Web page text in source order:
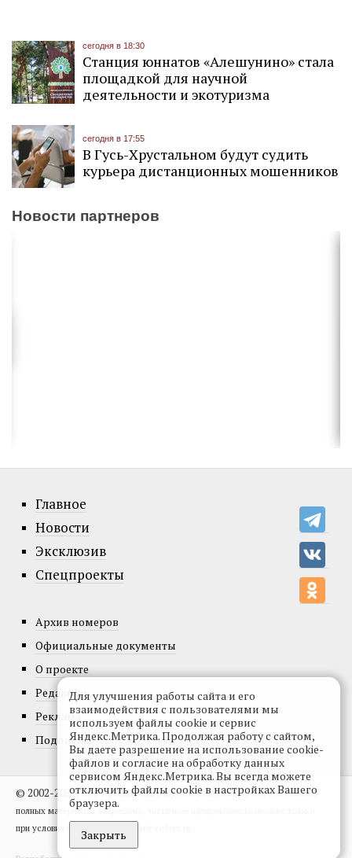
сегодня в 18:30
Станция юннатов «Алешунино» стала
площадкой для научной
деятельности и экотуризма
сегодня в 17:55
В Гусь-Хрустальном будут судить
курьера дистанционных мошенников
Новости партнеров
Главное
Новости
Эксклюзив
Спецпроекты
Архив номеров
Официальные документы
О проекте
Редакция
Реклама
Подписка
© 2002-2026, Все права защищены.Копирование и использование
полных материалов запрещено, частичное цитирование возможно только
при условии гиперссылки на сайт vedom.ru.
Для улучшения работы сайта и его
взаимодействия с пользователями мы
используем файлы cookie и сервис
Яндекс.Метрика. Продолжая работу с сайтом,
Вы даете разрешение на использование cookie-
файлов и согласие на обработку данных
сервисом Яндекс.Метрика. Вы всегда можете
отключить файлы cookie в настройках Вашего
браузера.
Закрыть